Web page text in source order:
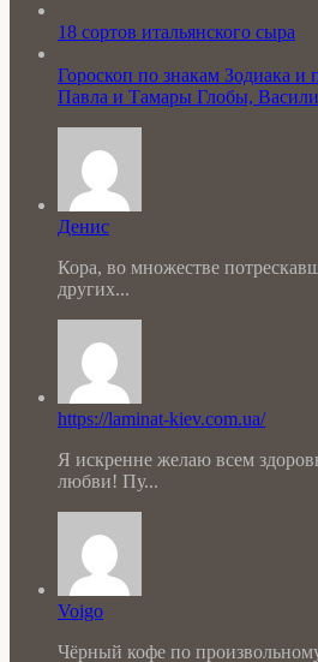
18 сортов итальянского сыра
Гороскоп по знакам Зодиака и
Павла и Тамары Глобы,
Денис
Кора, во множестве
других...
https://laminat-kiev.com.ua/
Я искренне желаю всем
любви! Пу...
Voigo
Чёрный кофе по